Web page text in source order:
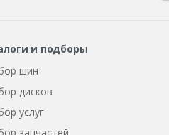
и подборы
шин
дисков
услуг